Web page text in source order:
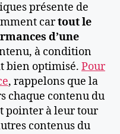
présente de
cartout le
d’une
à condition
bien optimisé. Pour
, rappelons que la
chaque contenu du
pointer à leur tour
contenus du